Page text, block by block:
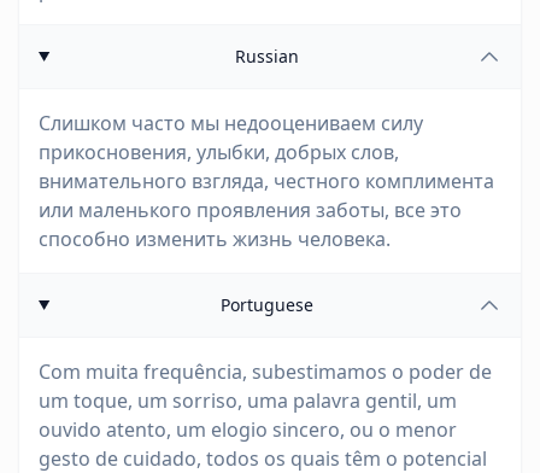
Russian
Слишком часто мы недооцениваем силу
прикосновения, улыбки, добрых слов,
внимательного взгляда, честного комплимента
или маленького проявления заботы, все это
способно изменить жизнь человека.
Portuguese
Com muita frequência, subestimamos o poder de
um toque, um sorriso, uma palavra gentil, um
ouvido atento, um elogio sincero, ou o menor
gesto de cuidado, todos os quais têm o potencial